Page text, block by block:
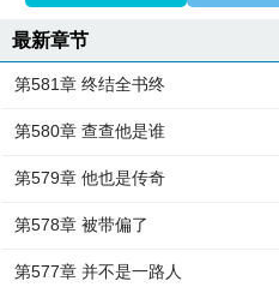
最新章节
第581章 终结全书终
第580章 查查他是谁
第579章 他也是传奇
第578章 被带偏了
第577章 并不是一路人